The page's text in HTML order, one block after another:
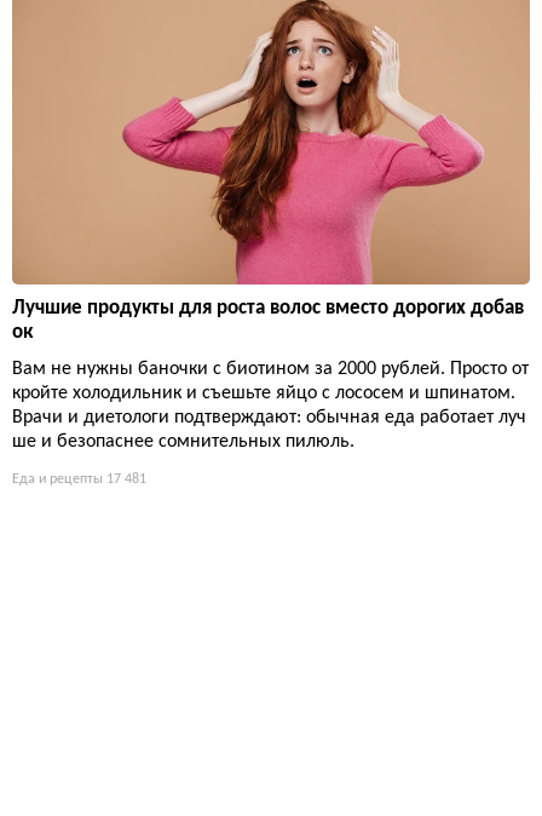
Лучшие продукты для роста волос вместо дорогих добав
ок
Вам не нужны баночки с биотином за 2000 рублей. Просто от
кройте холодильник и съешьте яйцо с лососем и шпинатом.
Врачи и диетологи подтверждают: обычная еда работает луч
ше и безопаснее сомнительных пилюль.
Еда и рецепты 17 481